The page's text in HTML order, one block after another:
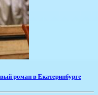
роман в Екатеринбурге